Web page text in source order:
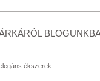
ékszerek